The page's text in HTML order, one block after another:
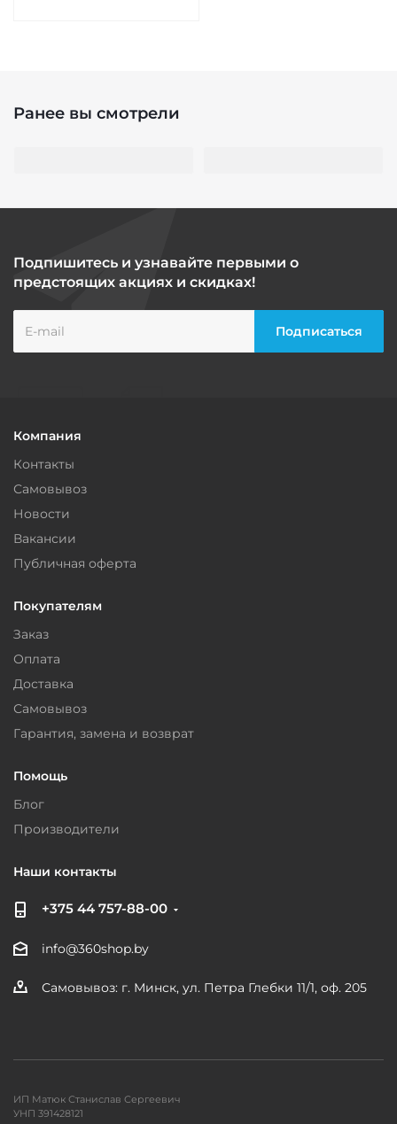
Ранее вы смотрели
Подпишитесь и узнавайте первыми о
предстоящих акциях и скидках!
Компания
Контакты
Самовывоз
Новости
Вакансии
Публичная оферта
Покупателям
Заказ
Оплата
Доставка
Самовывоз
Гарантия, замена и возврат
Помощь
Блог
Производители
Наши контакты
+375 44 757-88-00
info@360shop.by
Самовывоз: г. Минск, ул. Петра Глебки 11/1, оф. 205
ИП Матюк Станислав Сергеевич
УНП 391428121